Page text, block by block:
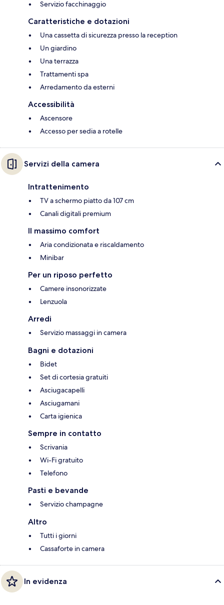
Servizio facchinaggio
Caratteristiche e dotazioni
Una cassetta di sicurezza presso la reception
Un giardino
Una terrazza
Trattamenti spa
Arredamento da esterni
Accessibilità
Ascensore
Accesso per sedia a rotelle
Servizi della camera
Intrattenimento
TV a schermo piatto da 107 cm
Canali digitali premium
Il massimo comfort
Aria condizionata e riscaldamento
Minibar
Per un riposo perfetto
Camere insonorizzate
Lenzuola
Arredi
Servizio massaggi in camera
Bagni e dotazioni
Bidet
Set di cortesia gratuiti
Asciugacapelli
Asciugamani
Carta igienica
Sempre in contatto
Scrivania
Wi-Fi gratuito
Telefono
Pasti e bevande
Servizio champagne
Altro
Tutti i giorni
Cassaforte in camera
In evidenza